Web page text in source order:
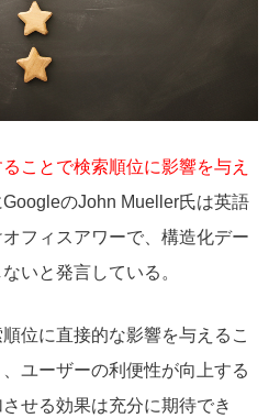
ことで検索順位に影響を与え
のJohn Mueller氏は英語
フィスアワーで、構造化デー
いと発言している。
位に直接的な影響を与えるこ
ユーザーの利便性が向上する
せる効果は充分に期待でき